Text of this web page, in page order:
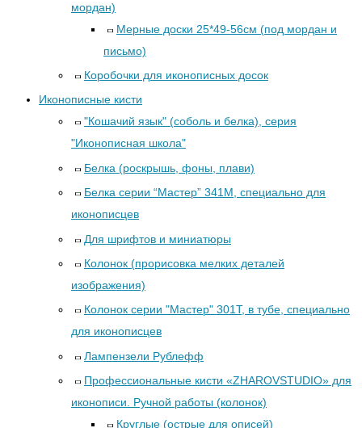
мордан)
Мерные доски 25*49-56см (под мордан и
письмо)
Коробочки для иконописных досок
Иконописные кисти
"Кошачий язык" (соболь и белка), серия
"Иконописная школа"
Белка (роскрышь, фоны, плави)
Белка серии “Мастер” 341М, специально для
иконописцев
Для шрифтов и миниатюры
Колонок (прорисовка мелких деталей
изображения)
Колонок серии "Мастер" 301Т, в тубе, специально
для иконописцев
Лампензели Рублефф
Профессиональные кисти «ZHAROVSTUDIO» для
иконописи. Ручной работы (колонок)
Круглые (острые для описей)